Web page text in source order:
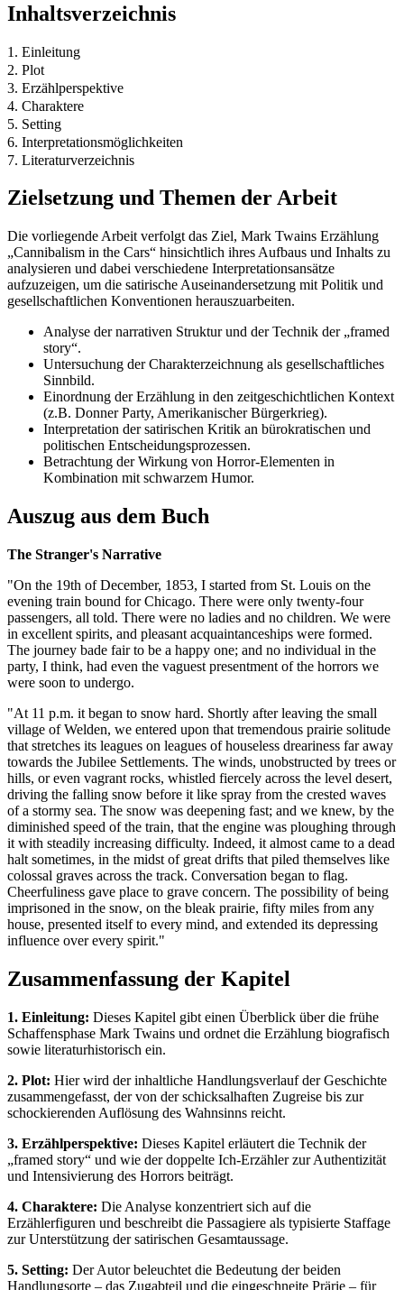
Inhaltsverzeichnis
1. Einleitung
2. Plot
3. Erzählperspektive
4. Charaktere
5. Setting
6. Interpretationsmöglichkeiten
7. Literaturverzeichnis
Zielsetzung und Themen der Arbeit
Die vorliegende Arbeit verfolgt das Ziel, Mark Twains Erzählung
„Cannibalism in the Cars“ hinsichtlich ihres Aufbaus und Inhalts zu
analysieren und dabei verschiedene Interpretationsansätze
aufzuzeigen, um die satirische Auseinandersetzung mit Politik und
gesellschaftlichen Konventionen herauszuarbeiten.
Analyse der narrativen Struktur und der Technik der „framed
story“.
Untersuchung der Charakterzeichnung als gesellschaftliches
Sinnbild.
Einordnung der Erzählung in den zeitgeschichtlichen Kontext
(z.B. Donner Party, Amerikanischer Bürgerkrieg).
Interpretation der satirischen Kritik an bürokratischen und
politischen Entscheidungsprozessen.
Betrachtung der Wirkung von Horror-Elementen in
Kombination mit schwarzem Humor.
Auszug aus dem Buch
The Stranger's Narrative
"On the 19th of December, 1853, I started from St. Louis on the
evening train bound for Chicago. There were only twenty-four
passengers, all told. There were no ladies and no children. We were
in excellent spirits, and pleasant acquaintanceships were formed.
The journey bade fair to be a happy one; and no individual in the
party, I think, had even the vaguest presentment of the horrors we
were soon to undergo.
"At 11 p.m. it began to snow hard. Shortly after leaving the small
village of Welden, we entered upon that tremendous prairie solitude
that stretches its leagues on leagues of houseless dreariness far away
towards the Jubilee Settlements. The winds, unobstructed by trees or
hills, or even vagrant rocks, whistled fiercely across the level desert,
driving the falling snow before it like spray from the crested waves
of a stormy sea. The snow was deepening fast; and we knew, by the
diminished speed of the train, that the engine was ploughing through
it with steadily increasing difficulty. Indeed, it almost came to a dead
halt sometimes, in the midst of great drifts that piled themselves like
colossal graves across the track. Conversation began to flag.
Cheerfuliness gave place to grave concern. The possibility of being
imprisoned in the snow, on the bleak prairie, fifty miles from any
house, presented itself to every mind, and extended its depressing
influence over every spirit."
Zusammenfassung der Kapitel
1. Einleitung: Dieses Kapitel gibt einen Überblick über die frühe
Schaffensphase Mark Twains und ordnet die Erzählung biografisch
sowie literaturhistorisch ein.
2. Plot: Hier wird der inhaltliche Handlungsverlauf der Geschichte
zusammengefasst, der von der schicksalhaften Zugreise bis zur
schockierenden Auflösung des Wahnsinns reicht.
3. Erzählperspektive: Dieses Kapitel erläutert die Technik der
„framed story“ und wie der doppelte Ich-Erzähler zur Authentizität
und Intensivierung des Horrors beiträgt.
4. Charaktere: Die Analyse konzentriert sich auf die
Erzählerfiguren und beschreibt die Passagiere als typisierte Staffage
zur Unterstützung der satirischen Gesamtaussage.
5. Setting: Der Autor beleuchtet die Bedeutung der beiden
Handlungsorte – das Zugabteil und die eingeschneite Prärie – für